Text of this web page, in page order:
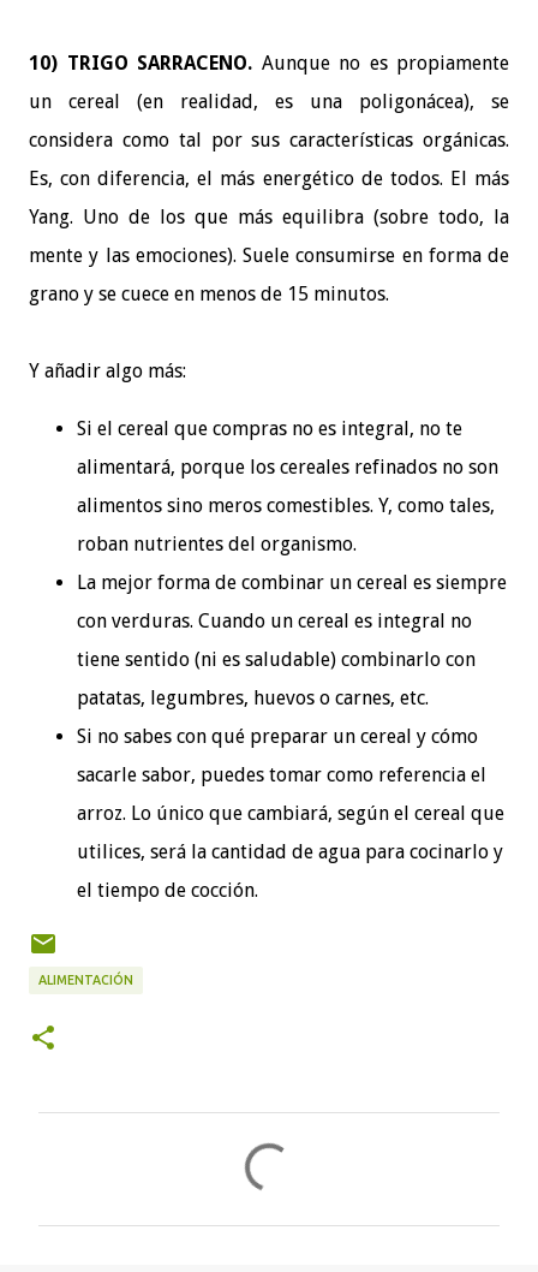
10) TRIGO SARRACENO. Aunque no es propiamente
un cereal (en realidad, es una poligonácea), se
considera como tal por sus características orgánicas.
Es, con diferencia, el más energético de todos. El más
Yang. Uno de los que más equilibra (sobre todo, la
mente y las emociones). Suele consumirse en forma de
grano y se cuece en menos de 15 minutos.
Y añadir algo más:
Si el cereal que compras no es integral, no te
alimentará, porque los cereales refinados no son
alimentos sino meros comestibles. Y, como tales,
roban nutrientes del organismo.
La mejor forma de combinar un cereal es siempre
con verduras. Cuando un cereal es integral no
tiene sentido (ni es saludable) combinarlo con
patatas, legumbres, huevos o carnes, etc.
Si no sabes con qué preparar un cereal y cómo
sacarle sabor, puedes tomar como referencia el
arroz. Lo único que cambiará, según el cereal que
utilices, será la cantidad de agua para cocinarlo y
el tiempo de cocción.
ALIMENTACIÓN